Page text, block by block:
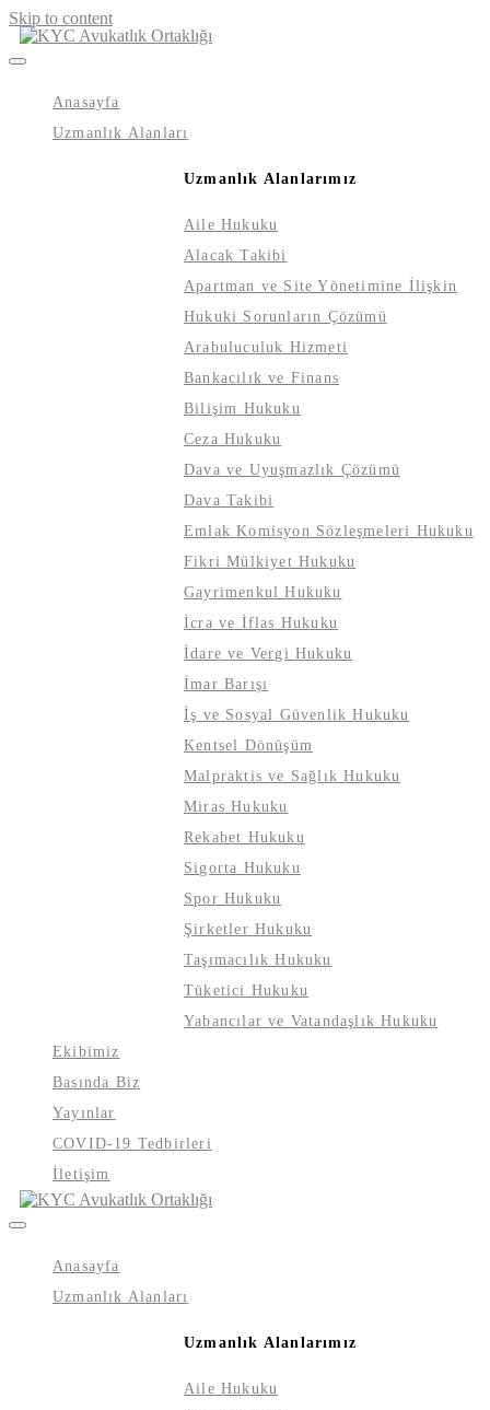
Skip to content
Anasayfa
Uzmanlık Alanları
Uzmanlık Alanlarımız
Aile Hukuku
Alacak Takibi
Apartman ve Site Yönetimine İlişkin
Hukuki Sorunların Çözümü
Arabuluculuk Hizmeti
Bankacılık ve Finans
Bilişim Hukuku
Ceza Hukuku
Dava ve Uyuşmazlık Çözümü
Dava Takibi
Emlak Komisyon Sözleşmeleri Hukuku
Fikri Mülkiyet Hukuku
Gayrimenkul Hukuku
İcra ve İflas Hukuku
İdare ve Vergi Hukuku
İmar Barışı
İş ve Sosyal Güvenlik Hukuku
Kentsel Dönüşüm
Malpraktis ve Sağlık Hukuku
Miras Hukuku
Rekabet Hukuku
Sigorta Hukuku
Spor Hukuku
Şirketler Hukuku
Taşımacılık Hukuku
Tüketici Hukuku
Yabancılar ve Vatandaşlık Hukuku
Ekibimiz
Basında Biz
Yayınlar
COVID-19 Tedbirleri
İletişim
Anasayfa
Uzmanlık Alanları
Uzmanlık Alanlarımız
Aile Hukuku